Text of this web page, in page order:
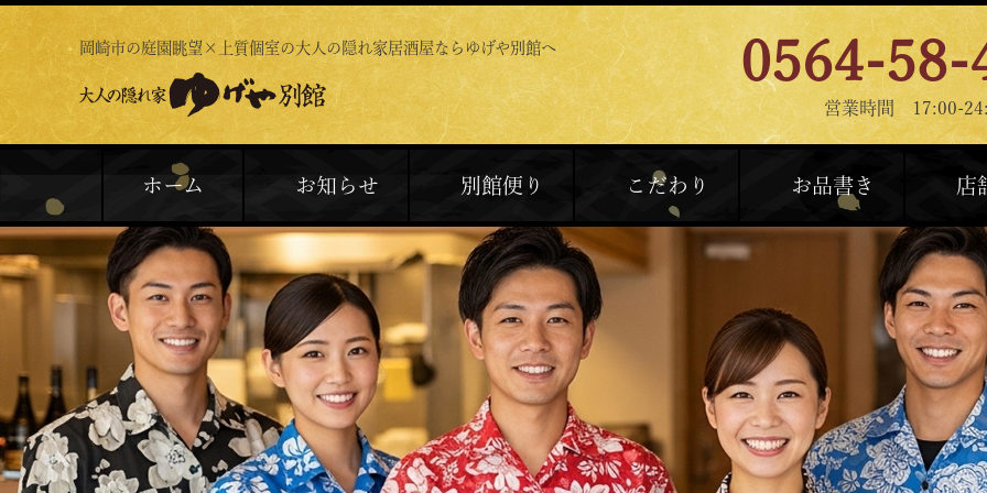
岡崎市の庭園眺望×上質個室の大人の隠れ家居酒屋ならゆげや別館へ 0564-58-
営業時間 17:00-
ホーム お知らせ 別館便り こだわり お品書き 店